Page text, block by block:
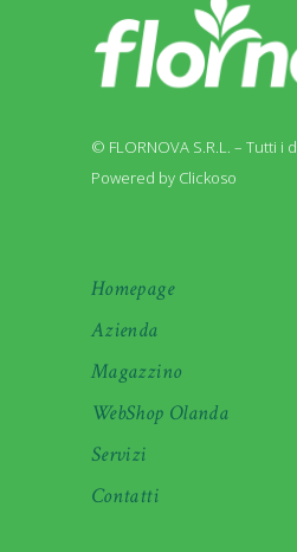
© FLORNOVA S.R.L. – Tutti i
Powered by Clickoso
Homepage
Azienda
Magazzino
WebShop Olanda
Servizi
Contatti